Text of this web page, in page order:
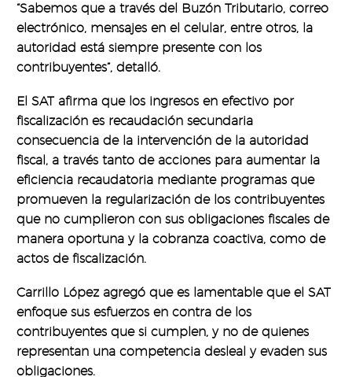
“Sabemos que a través del Buzón Tributario, correo
electrónico, mensajes en el celular, entre otros, la
autoridad está siempre presente con los
contribuyentes”, detalló.
El SAT afirma que los ingresos en efectivo por
fiscalización es recaudación secundaria
consecuencia de la intervención de la autoridad
fiscal, a través tanto de acciones para aumentar la
eficiencia recaudatoria mediante programas que
promueven la regularización de los contribuyentes
que no cumplieron con sus obligaciones fiscales de
manera oportuna y la cobranza coactiva, como de
actos de fiscalización.
Carrillo López agregó que es lamentable que el SAT
enfoque sus esfuerzos en contra de los
contribuyentes que si cumplen, y no de quienes
representan una competencia desleal y evaden sus
obligaciones.